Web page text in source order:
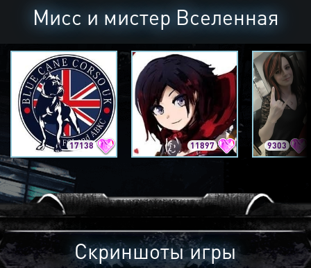
Мисс и мистер Вселенная
17138 11897 9303
Скриншоты игры